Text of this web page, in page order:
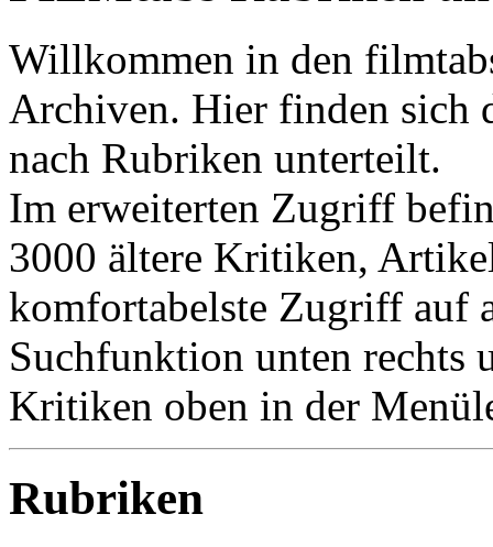
Willkommen in den
Archiven. Hier finden sich
nach Rubriken unterteilt.
Im erweiterten Zugriff
3000 ältere Kritiken,
komfortabelste Zugriff auf
Suchfunktion unten rechts
Kritiken oben in der
Rubriken